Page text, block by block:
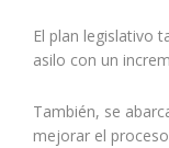
El plan legislativo
asilo con un
También, se
mejorar el